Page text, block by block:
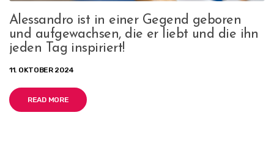
Alessandro ist in einer Gegend geboren
und aufgewachsen, die er liebt und die ihn
jeden Tag inspiriert!
11. OKTOBER 2024
READ MORE